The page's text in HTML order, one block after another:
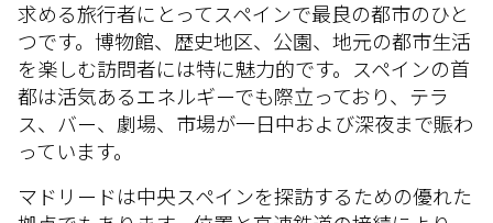
求める旅行者にとってスペインで最良の都市のひと
つです。博物館、歴史地区、公園、地元の都市生活
を楽しむ訪問者には特に魅力的です。スペインの首
都は活気あるエネルギーでも際立っており、テラ
ス、バー、劇場、市場が一日中および深夜まで賑わ
っています。
マドリードは中央スペインを探訪するための優れた